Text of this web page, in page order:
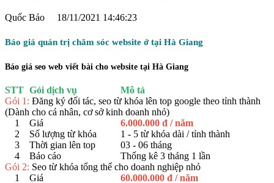
Quốc Bảo 18/11/2021 14:46:23
Báo giá quản trị chăm sóc website ở tại Hà Giang
Báo giá seo web viết bài cho website tại Hà Giang
STT Gói dịch vụ
Mô tả
Gói 1: Đăng ký đối tác, seo từ khóa lên top google theo tỉnh thành
(Dành cho cá nhân, cơ sở kinh doanh nhỏ)
1
Giá
6.000.000 đ / năm
2
Số lượng từ khóa
1 - 5 từ khóa dài / tỉnh thành
3
Thời gian lên top
03 - 06 tháng
4
Báo cáo
Thống kê 3 tháng 1 lần
Gói 2: Seo từ khóa tổng thể cho doanh nghiệp nhỏ
1
Giá
60.000.000 đ / năm